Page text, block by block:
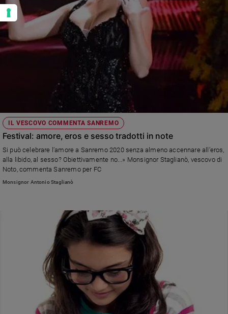
IL VESCOVO COMMENTA SANREMO
Festival: amore, eros e sesso tradotti in note
Si può celebrare l’amore a Sanremo 2020 senza almeno accennare all’eros,
alla libido, al sesso? Obiettivamente no...» Monsignor Staglianò, vescovo di
Noto, commenta Sanremo per FC
Monsignor Antonio Staglianò